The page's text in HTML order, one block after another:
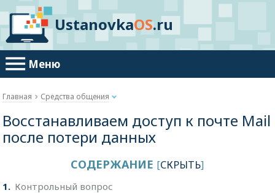
UstanovkaOS.ru
Главная Средства общения
Восстанавливаем доступ к почте Mail
после потери данных
СОДЕРЖАНИЕ [СКРЫТЬ]
1
Контрольный вопрос
Меню